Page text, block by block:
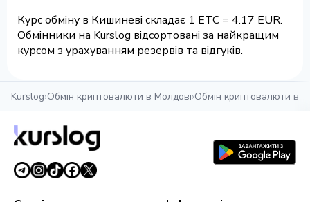
Курс обміну в Кишиневі складає 1 ETC = 4.17 EUR.
Обмінники на Kurslog відсортовані за найкращим
курсом з урахуванням резервів та відгуків.
Kurslog›Обмін криптовалюти в Молдові›Обмін криптовалюти в